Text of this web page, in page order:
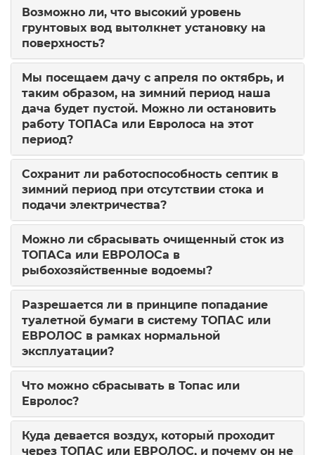
Возможно ли, что высокий уровень
грунтовых вод вытолкнет установку на
поверхность?
Мы посещаем дачу с апреля по октябрь, и
таким образом, на зимний период наша
дача будет пустой. Можно ли остановить
работу ТОПАСа или Евролоса на этот
период?
Сохранит ли работоспособность септик в
зимний период при отсутствии стока и
подачи электричества?
Можно ли сбрасывать очищенный сток из
ТОПАСа или ЕВРОЛОСа в
рыбохозяйственные водоемы?
Разрешается ли в принципе попадание
туалетной бумаги в систему ТОПАС или
ЕВРОЛОС в рамках нормальной
эксплуатации?
Что можно сбрасывать в Топас или
Евролос?
Куда девается воздух, который проходит
через ТОПАС или ЕВРОЛОС, и почему он не